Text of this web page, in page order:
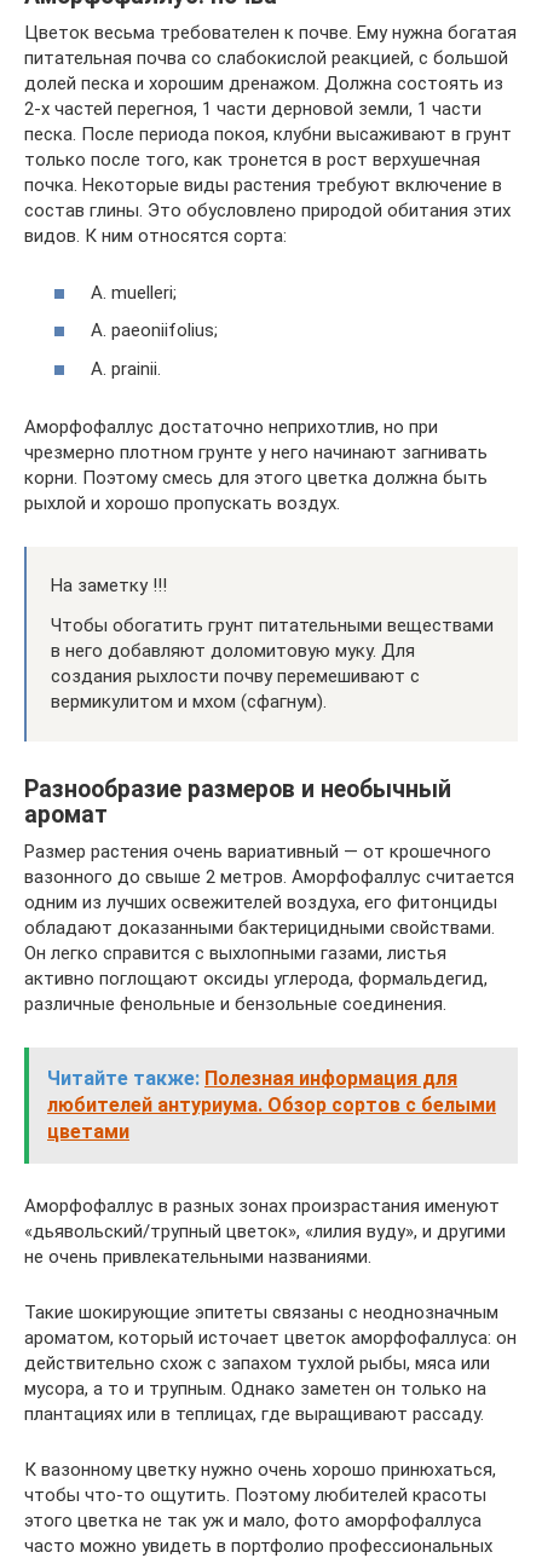
Цветок весьма требователен к почве. Ему нужна богатая
питательная почва со слабокислой реакцией, с большой
долей песка и хорошим дренажом. Должна состоять из
2-х частей перегноя, 1 части дерновой земли, 1 части
песка. После периода покоя, клубни высаживают в грунт
только после того, как тронется в рост верхушечная
почка. Некоторые виды растения требуют включение в
состав глины. Это обусловлено природой обитания этих
видов. К ним относятся сорта:
А. muelleri;
А. paeoniifolius;
А. prainii.
Аморфофаллус достаточно неприхотлив, но при
чрезмерно плотном грунте у него начинают загнивать
корни. Поэтому смесь для этого цветка должна быть
рыхлой и хорошо пропускать воздух.
На заметку !!!
Чтобы обогатить грунт питательными веществами
в него добавляют доломитовую муку. Для
создания рыхлости почву перемешивают с
вермикулитом и мхом (сфагнум).
Разнообразие размеров и необычный
аромат
Размер растения очень вариативный — от крошечного
вазонного до свыше 2 метров. Аморфофаллус считается
одним из лучших освежителей воздуха, его фитонциды
обладают доказанными бактерицидными свойствами.
Он легко справится с выхлопными газами, листья
активно поглощают оксиды углерода, формальдегид,
различные фенольные и бензольные соединения.
Читайте также: Полезная информация для
любителей антуриума. Обзор сортов с белыми
цветами
Аморфофаллус в разных зонах произрастания именуют
«дьявольский/трупный цветок», «лилия вуду», и другими
не очень привлекательными названиями.
Такие шокирующие эпитеты связаны с неоднозначным
ароматом, который источает цветок аморфофаллуса: он
действительно схож с запахом тухлой рыбы, мяса или
мусора, а то и трупным. Однако заметен он только на
плантациях или в теплицах, где выращивают рассаду.
К вазонному цветку нужно очень хорошо принюхаться,
чтобы что-то ощутить. Поэтому любителей красоты
этого цветка не так уж и мало, фото аморфофаллуса
часто можно увидеть в портфолио профессиональных